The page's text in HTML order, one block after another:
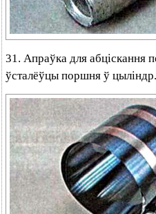
31. Апраўка для абціскання
ўсталёўцы поршня ў цыліндр.